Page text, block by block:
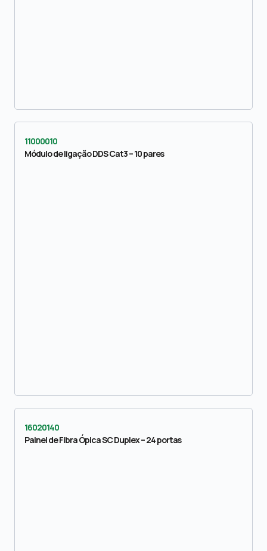
11000010
Módulo de ligação DDS Cat3 – 10 pares
16020140
Painel de Fibra Ópica SC Duplex – 24 portas